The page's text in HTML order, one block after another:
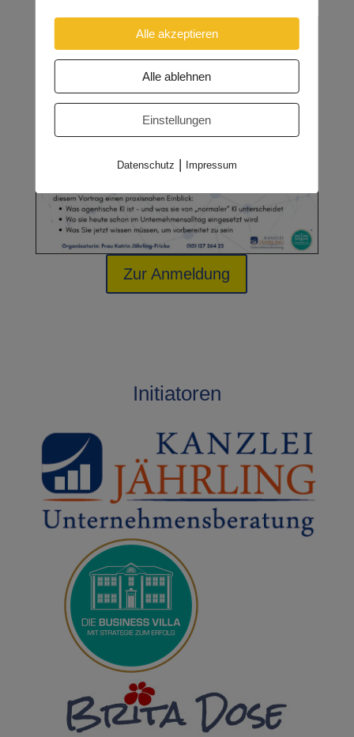
Zur Anmeldung
Initiatoren
Alle akzeptieren
Alle ablehnen
Einstellungen
Datenschutz | Impressum